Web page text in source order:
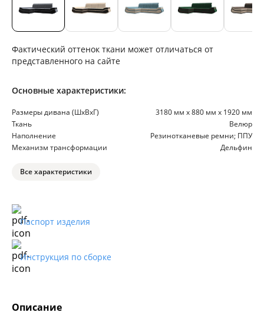
Описание
Фактический оттенок ткани может отличаться от
представленного на сайте
Основные характеристики:
Размеры дивана (ШхВхГ)
3180 мм х 880 мм х 1920 мм
Ткань
Велюр
Наполнение
Резинотканевые ремни; ППУ
Механизм трансформации
Дельфин
Все характеристики
Паспорт изделия
Инструкция по сборке